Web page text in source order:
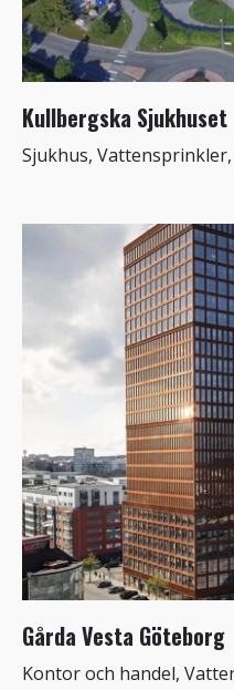
Kullbergska Sjukhuset
Sjukhus,
Gårda Vesta Göteborg
Kontor och handel,